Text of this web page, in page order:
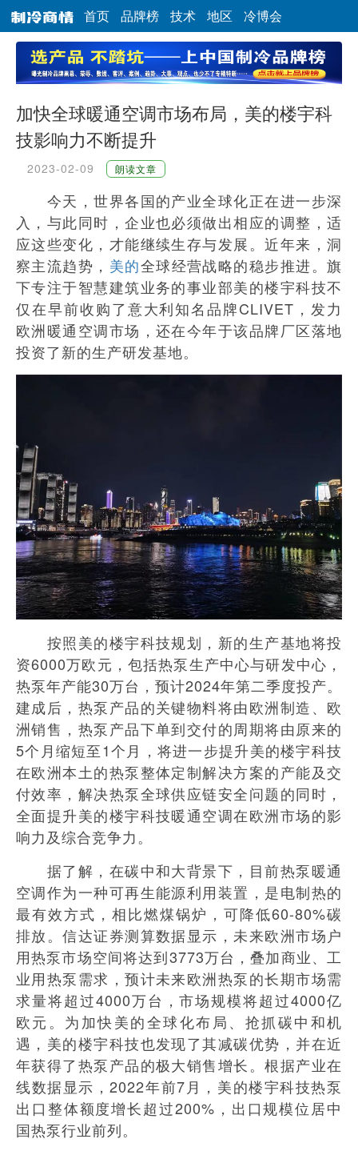
首页 品牌榜 技术 地区 冷博会
加快全球暖通空调市场布局，美的楼宇科
技影响力不断提升
2023-02-09 朗读文章
今天，世界各国的产业全球化正在进一步深
入，与此同时，企业也必须做出相应的调整，适
应这些变化，才能继续生存与发展。近年来，洞
察主流趋势， 美的全球经营战略的稳步推进。旗
下专注于智慧建筑业务的事业部美的楼宇科技不
仅在早前收购了意大利知名品牌CLIVET，发力
欧洲暖通空调市场，还在今年于该品牌厂区落地
投资了新的生产研发基地。
按照美的楼宇科技规划，新的生产基地将投
资6000万欧元，包括热泵生产中心与研发中心，
热泵年产能30万台，预计2024年第二季度投产。
建成后，热泵产品的关键物料将由欧洲制造、欧
洲销售，热泵产品下单到交付的周期将由原来的
5个月缩短至1个月，将进一步提升美的楼宇科技
在欧洲本土的热泵整体定制解决方案的产能及交
付效率，解决热泵全球供应链安全问题的同时，
全面提升美的楼宇科技暖通空调在欧洲市场的影
响力及综合竞争力。
据了解，在碳中和大背景下，目前热泵暖通
空调作为一种可再生能源利用装置，是电制热的
最有效方式，相比燃煤锅炉，可降低60-80%碳
排放。信达证券测算数据显示，未来欧洲市场户
用热泵市场空间将达到3773万台，叠加商业、工
业用热泵需求，预计未来欧洲热泵的长期市场需
求量将超过4000万台，市场规模将超过4000亿
欧元。为加快美的全球化布局、抢抓碳中和机
遇，美的楼宇科技也发现了其减碳优势，并在近
年获得了热泵产品的极大销售增长。根据产业在
线数据显示，2022年前7月，美的楼宇科技热泵
出口整体额度增长超过200%，出口规模位居中
国热泵行业前列。